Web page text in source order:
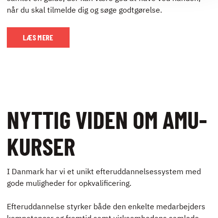
når du skal tilmelde dig og søge godtgørelse.
LÆS MERE
NYTTIG VIDEN OM AMU-
KURSER
I Danmark har vi et unikt efteruddannelsessystem med
gode muligheder for opkvalificering.
Efteruddannelse styrker både den enkelte medarbejders